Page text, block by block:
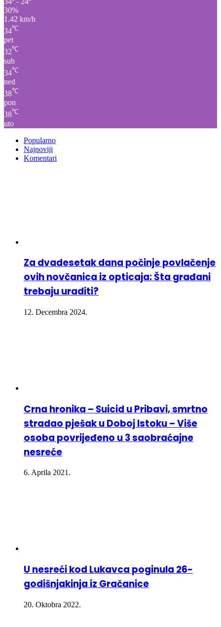
30%
1.42 km/h
34℃
pet
32℃
sub
34℃
ned
38℃
pon
38℃
uto
Popularno
Najnoviji
Komentari
Za dvadesetak dana počinje povlačenje
ovih novčanica iz opticaja: Šta građani
trebaju uraditi?
12. Decembra 2024.
Crna hronika – Suicid u Pribavi, smrtno
stradao pješak u Doboj Istoku – Više
osoba povrijeđeno u 3 saobraćajne
nesreće
6. Aprila 2021.
U nesreći kod Lukavca poginula 26-
godišnjakinja iz Gračanice
20. Oktobra 2022.